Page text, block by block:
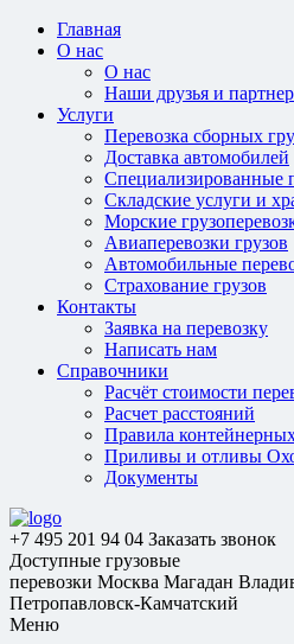
Главная
О нас
О нас
Наши друзья и
Услуги
Перевозка сборных
Доставка автомобилей
Специализированные
Складские услуги и
Морские
Авиаперевозки грузов
Автомобильные
Страхование грузов
Контакты
Заявка на перевозку
Написать нам
Справочники
Расчёт стоимости
Расчет расстояний
Правила
Приливы и отливы
Документы
+7 495 201 94 04 Заказать звонок
Доступные грузовые
перевозки Москва Магадан
Петропавловск-Камчатский
Меню